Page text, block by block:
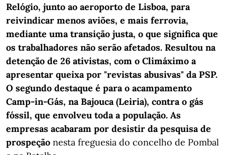
Relógio, junto ao aeroporto de Lisboa, para
reivindicar menos aviões, e mais ferrovia,
mediante uma transição justa, o que significa que
os trabalhadores não serão afetados. Resultou na
detenção de 26 ativistas, com o Climáximo a
apresentar queixa por "revistas abusivas" da PSP.
O segundo destaque é para o acampamento
Camp-in-Gás, na Bajouca (Leiria), contra o gás
fóssil, que envolveu toda a população. As
empresas acabaram por desistir da pesquisa de
prospeção nesta freguesia do concelho de Pombal